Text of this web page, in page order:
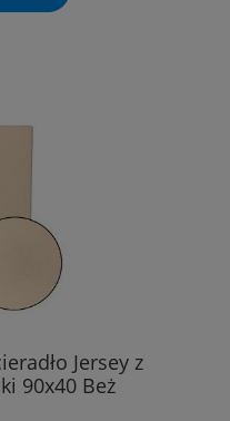
Jersey z
90x40 Beż